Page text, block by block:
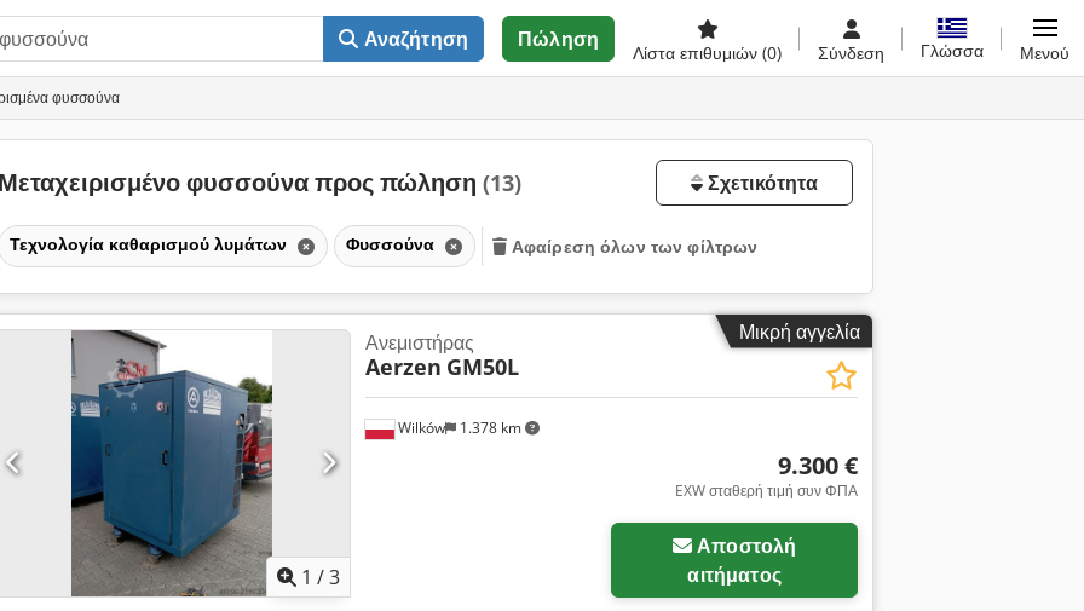
Αναζήτηση Πώληση
Λίστα επιθυμιών (0) Σύνδεση Γλώσσα Μενού
φυσσούνα
Μεταχειρισμένο φυσσούνα προς πώληση (13) Σχετικότητα
Τεχνολογία καθαρισμού λυμάτων Φυσσούνα Αφαίρεση όλων των φίλτρων
Μικρή αγγελία
1 /3
Wilków 1.378 km
Ανεμιστήρας
Aerzen GM50L
9.300 €
EXW σταθερή τιμή συν ΦΠΑ
Αποστολή
αιτήματος